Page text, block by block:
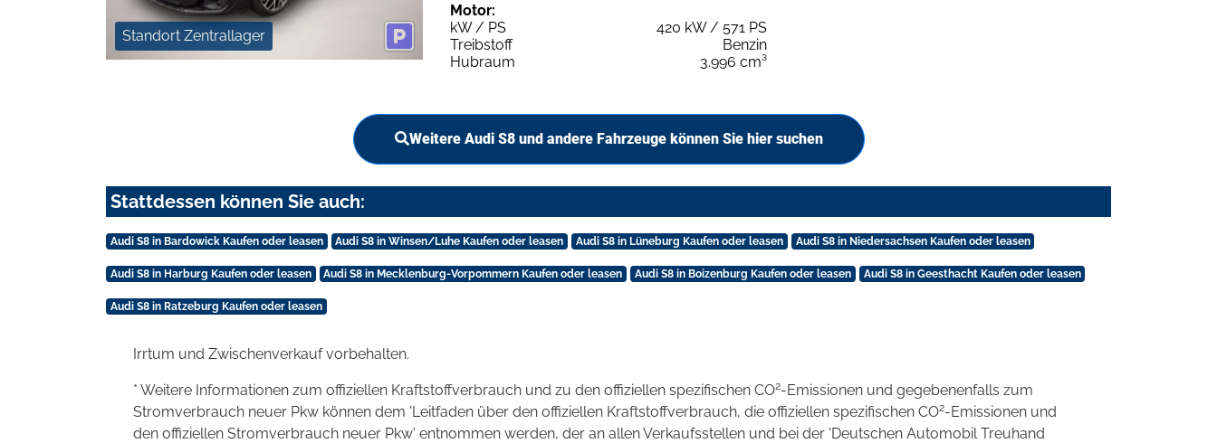
Standort Zentrallager
Motor:
kW / PS
420 kW / 571 PS
Treibstoff
Benzin
Hubraum
3.996 cm³
Weitere Audi S8 und andere Fahrzeuge können Sie hier suchen
Stattdessen können Sie auch:
Audi S8 in Bardowick Kaufen oder leasen Audi S8 in Winsen/Luhe Kaufen oder leasen Audi S8 in Lüneburg Kaufen oder leasen Audi S8 in Niedersachsen Kaufen oder leasen
Audi S8 in Harburg Kaufen oder leasen Audi S8 in Mecklenburg-Vorpommern Kaufen oder leasen Audi S8 in Boizenburg Kaufen oder leasen Audi S8 in Geesthacht Kaufen oder leasen
Audi S8 in Ratzeburg Kaufen oder leasen
Irrtum und Zwischenverkauf vorbehalten.
* Weitere Informationen zum offiziellen Kraftstoffverbrauch und zu den offiziellen spezifischen CO2-Emissionen und gegebenenfalls zum
Stromverbrauch neuer Pkw können dem 'Leitfaden über den offiziellen Kraftstoffverbrauch, die offiziellen spezifischen CO2-Emissionen und
den offiziellen Stromverbrauch neuer Pkw' entnommen werden, der an allen Verkaufsstellen und bei der 'Deutschen Automobil Treuhand